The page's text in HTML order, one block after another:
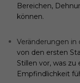
Bereichen,
können.
Veränderungen in
von den ersten
Stillen vor, was
Empfindlichkeit